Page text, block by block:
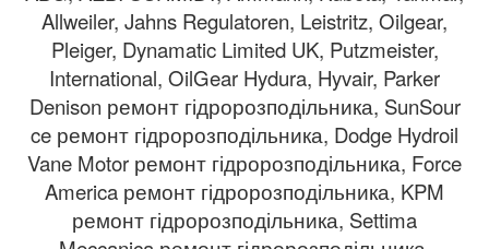
Allweiler, Jahns Regulatoren, Leistritz, Oilgear,
Pleiger, Dynamatic Limited UK, Putzmeister,
International, OilGear Hydura, Hyvair, Parker
Denison ремонт гідророзподільника, SunSour
ce ремонт гідророзподільника, Dodge Hydroil
Vane Motor ремонт гідророзподільника, Force
America ремонт гідророзподільника, KPM
ремонт гідророзподільника, Settima